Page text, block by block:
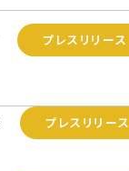
プレスリリース
プレスリリース